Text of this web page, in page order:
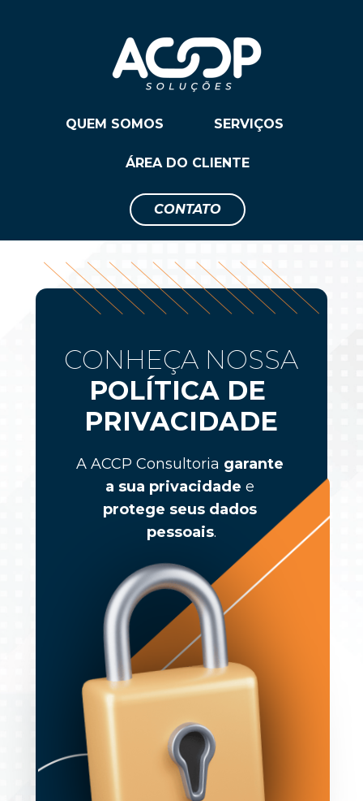
QUEM SOMOS SERVIÇOS
CONTATO
ÁREA DO CLIENTE
CONHEÇA NOSSA
POLÍTICA DE
PRIVACIDADE
A ACCP Consultoria garante
a sua privacidade e
protege seus dados
pessoais.